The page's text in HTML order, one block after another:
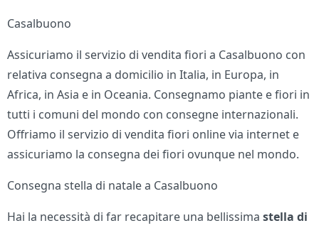
Casalbuono
Assicuriamo il servizio di vendita fiori a Casalbuono con
relativa consegna a domicilio in Italia, in Europa, in
Africa, in Asia e in Oceania. Consegnamo piante e fiori in
tutti i comuni del mondo con consegne internazionali.
Offriamo il servizio di vendita fiori online via internet e
assicuriamo la consegna dei fiori ovunque nel mondo.
Consegna stella di natale a Casalbuono
Hai la necessità di far recapitare una bellissimastella di